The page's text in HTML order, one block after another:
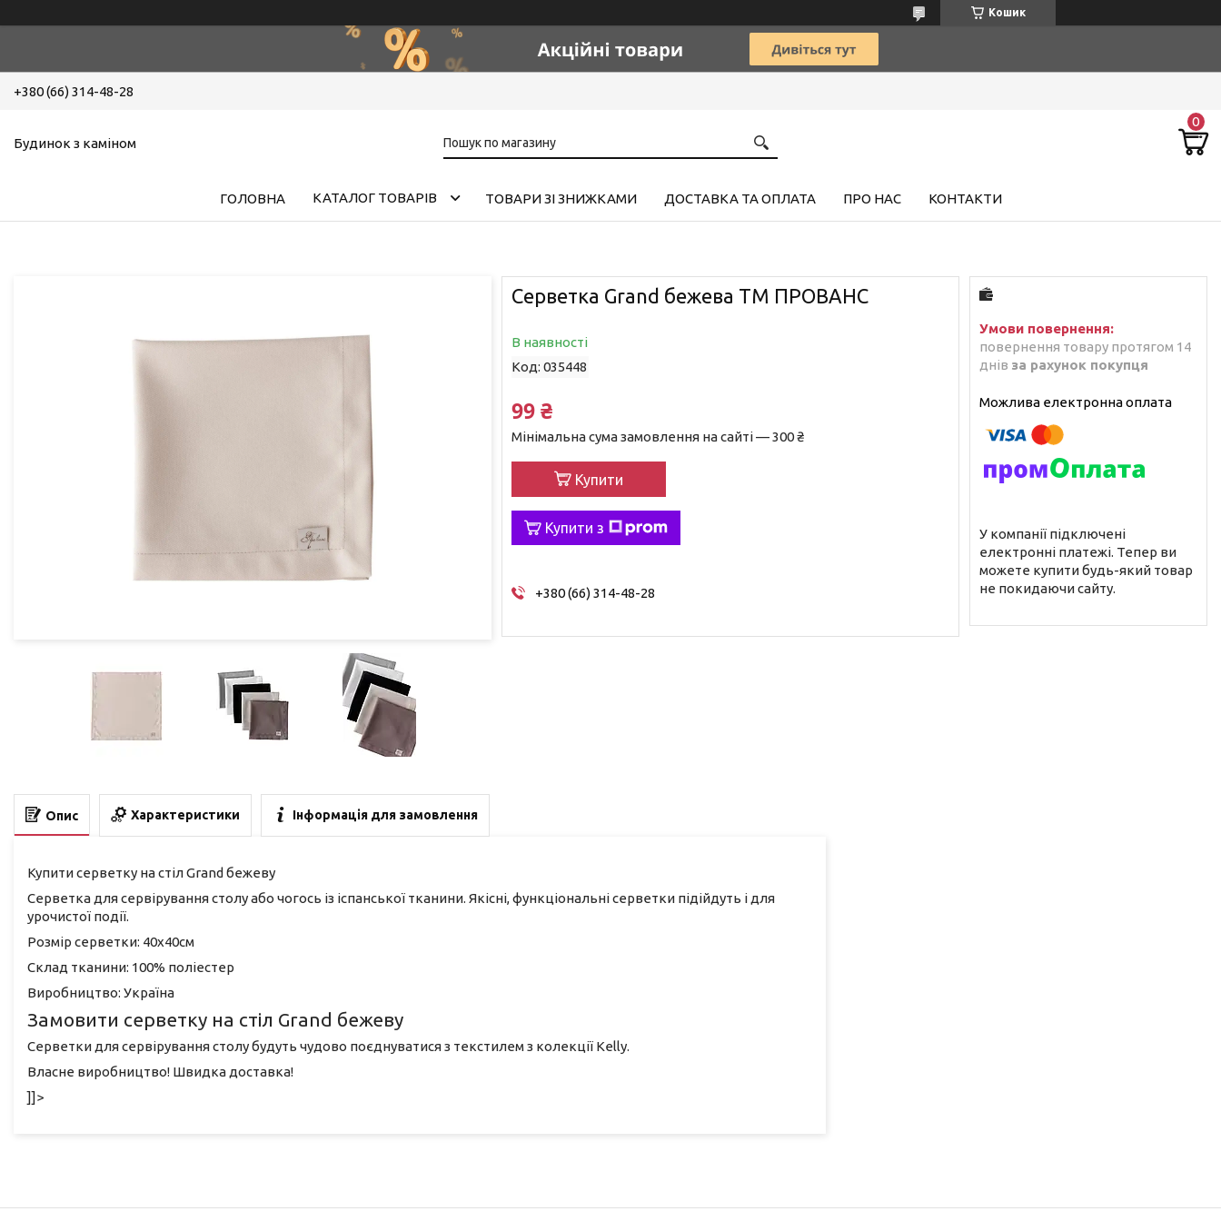
Кошик
+380 (66) 314-48-28
Будинок з каміном
ГОЛОВНА КАТАЛОГ ТОВАРІВ ТОВАРИ ЗІ ЗНИЖКАМИ ДОСТАВКА ТА ОПЛАТА ПРО НАС КОНТАКТИ
Серветка Grand бежева ТМ ПРОВАНС
В наявності
Код: 035448
99 ₴
Мінімальна сума замовлення на сайті — 300 ₴
Купити
Купити з
+380 (66) 314-48-28
повернення товару протягом 14
днів за рахунок покупця
У компанії підключені
електронні платежі. Тепер ви
можете купити будь-який товар
не покидаючи сайту.
Опис Характеристики Інформація для замовлення
Купити серветку на стіл Grand бежеву
Серветка для сервірування столу або чогось із іспанської тканини. Якісні, функціональні серветки підійдуть і для
урочистої події.
Розмір серветки: 40х40см
Склад тканини: 100% поліестер
Виробництво: Україна
Замовити серветку на стіл Grand бежеву
Серветки для сервірування столу будуть чудово поєднуватися з текстилем з колекції Kelly.
Власне виробництво! Швидка доставка!
]]>